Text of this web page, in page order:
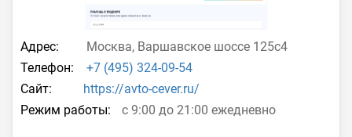
Адрес:
Москва, Варшавское шоссе 125с4
Телефон:
+7 (495) 324-09-54
Сайт:
https://avto-cever.ru/
Режим работы:
c 9:00 до 21:00 ежедневно